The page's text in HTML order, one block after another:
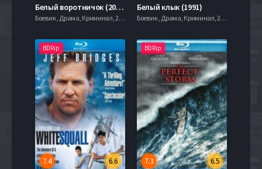
Белый воротничок (2014) 6 Сезон
Боевик , Драма, Криминал, 2013
Белый клык (1991)
Боевик , Драма, Криминал, 2013
BDRip
6.6
7.4
BDRip
6.5
7.3